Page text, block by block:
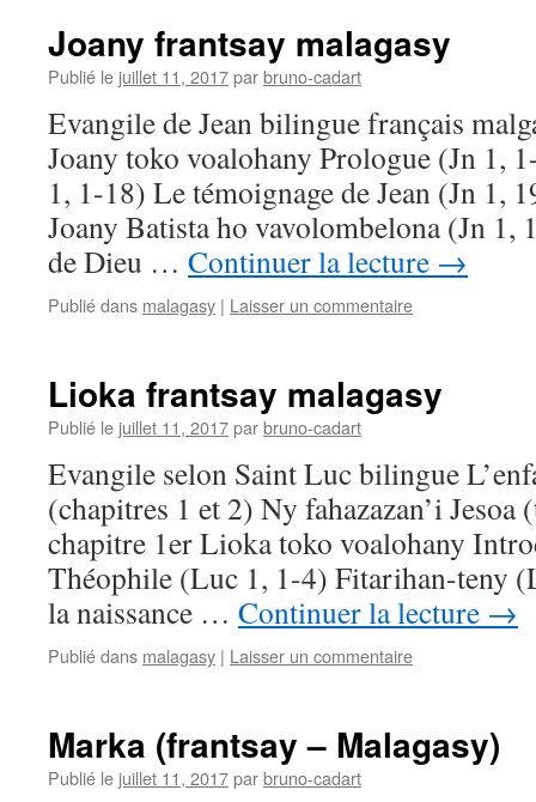
Joany frantsay malagasy
Publié le juillet 11, 2017parbruno-cadart
Evangile de Jean bilingue français
Joany toko voalohany Prologue (Jn 1,
1, 1-18) Le témoignage de Jean (Jn 1,
Joany Batista ho vavolombelona (Jn 1,
de Dieu … Continuer la lecture →
Publié dans malagasy | Laisser un commentaire
Lioka frantsay malagasy
Publié le juillet 11, 2017parbruno-cadart
Evangile selon Saint Luc bilingue
(chapitres 1 et 2) Ny fahazazan’i
chapitre 1er Lioka toko voalohany
Théophile (Luc 1, 1-4) Fitarihan-teny
la naissance … Continuer la lecture →
Publié dans malagasy | Laisser un commentaire
Marka (frantsay – Malagasy)
Publié le juillet 11, 2017parbruno-cadart